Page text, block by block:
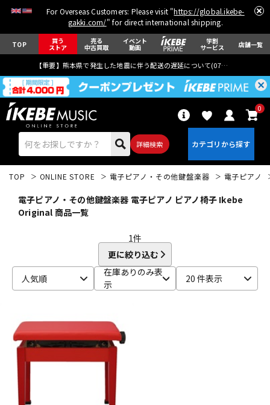
For Overseas Customers: Please visit "https://global.ikebe-
gakki.com/" for direct international shipping.
TOP 買う
ストア
売る
中古買取
イベント
動画
学割
サービス 店舗一覧
【重要】熊本県で発生した地震に伴う配送の遅延について(07月29日
詳細検索
0
ベース ウクレレ
ドラム
TOP ONLINE STORE 電子ピアノ・その他鍵盤楽器 電子ピアノ
電子ピアノ・その他鍵盤楽器 電子ピアノ ピアノ椅子 Ikebe
Original 商品一覧
1件
更に絞り込む
人気順
在庫ありのみ表
示
20 件表示